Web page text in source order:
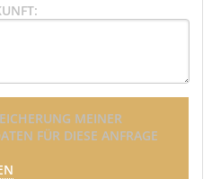
MEINER
FÜR DIESE ANFRAGE